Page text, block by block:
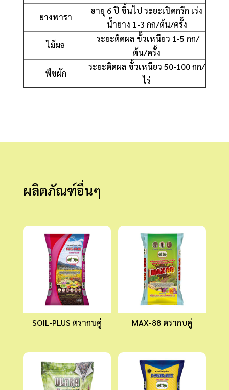
ยางพารา
อายุ 6 ปี ขึ้นไป ระยะเปิดกรีก เร่ง
น้ำยาง 1-3 กก/ต้น/ครั้ง
ไม้ผล
ระยะติดผล ขั้วเหนียว 1-5 กก/
ต้น/ครั้ง
พืชผัก
ระยะติดผล ขั้วเหนียว 50-100 กก/
ไร่
ผลิตภัณฑ์อื่นๆ
SOIL-PLUS ตรากบคู่ MAX-88 ตรากบคู่